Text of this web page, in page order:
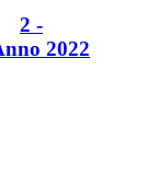
2 -
2022